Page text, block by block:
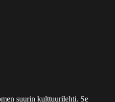
suurin kulttuurilehti. Se